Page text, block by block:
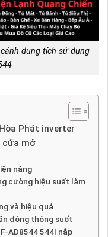
dung tích sử dụng
Phát inverter
cửa mở
năng
cường hiệu suất làm
và hiệu quả
đông thông suốt
AD8544 544l nắp